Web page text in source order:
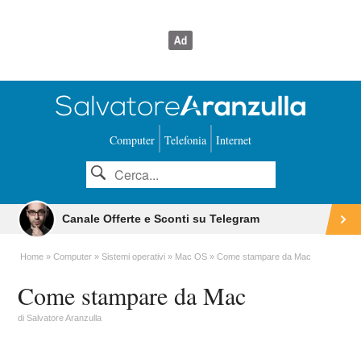
Computer Telefonia Internet
Canale Offerte e Sconti su Telegram
Home Computer Sistemi operativi Mac OS Come stampare da Mac
Come stampare da Mac
diSalvatore Aranzulla